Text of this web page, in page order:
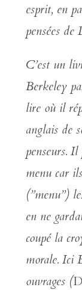
esprit, en
pensées de
C’est un
Berkeley
lire où il
anglais de
penseurs.
menu car
(”menu”)
en ne
coupé la
morale. Ici
ouvrages (